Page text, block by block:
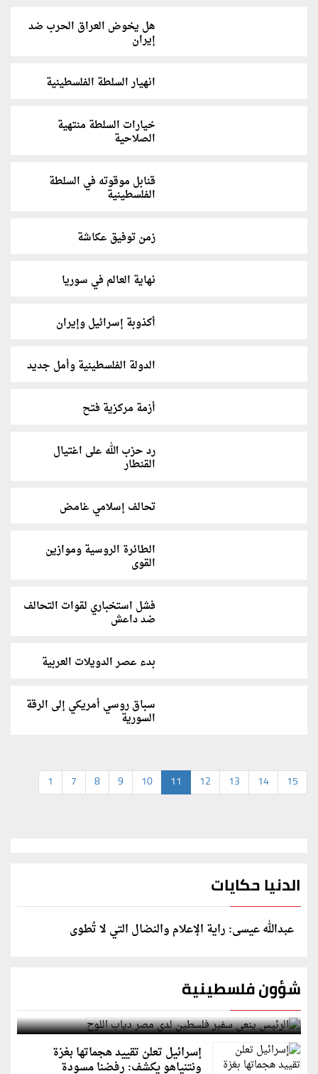
هل يخوض العراق الحرب ضد
إيران
انهيار السلطة الفلسطينية
خيارات السلطة منتهية
الصلاحية
قنابل موقوته في السلطة
الفلسطينية
زمن توفيق عكاشة
نهاية العالم في سوريا
أكذوبة إسرائيل وإيران
الدولة الفلسطينية وأمل جديد
أزمة مركزية فتح
رد حزب الله على اغتيال
القنطار
تحالف إسلامي غامض
الطائرة الروسية وموازين
القوى
فشل استخباري لقوات التحالف
ضد داعش
بدء عصر الدويلات العربية
سباق روسي أمريكي إلى الرقة
السورية
1 7 8 9 10 11 12 13 14 15
الدنيا حكايات
عبدالله عيسى: راية الإعلام والنضال التي لا تُطوى
شؤون فلسطينية
الرئيس ينعى سفير فلسطين لدى مصر دياب اللوح
إسرائيل تعلن تقييد هجماتها بغزة
ونتنياهو يكشف: رفضنا مسودة